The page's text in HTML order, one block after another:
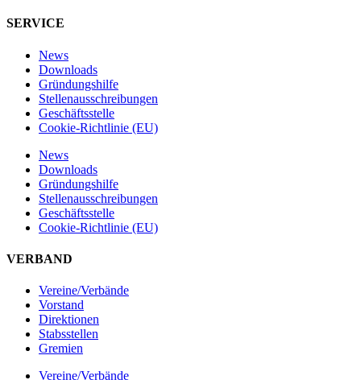
SERVICE
News
Downloads
Gründungshilfe
Stellen­ausschreibungen
Geschäftsstelle
Cookie-Richtlinie (EU)
News
Downloads
Gründungshilfe
Stellen­ausschreibungen
Geschäftsstelle
Cookie-Richtlinie (EU)
VERBAND
Vereine/Verbände
Vorstand
Direktionen
Stabsstellen
Gremien
Vereine/Verbände